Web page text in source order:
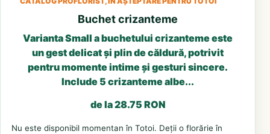
Buchet crizanteme
Varianta Small a buchetului crizanteme este
un gest delicat și plin de căldură, potrivit
pentru momente intime și gesturi sincere.
Include 5 crizanteme albe...
de la 28.75 RON
Nu este disponibil momentan în Totoi. Deții o florărie în